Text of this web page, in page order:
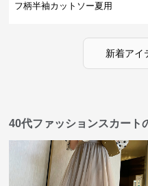
フ柄半袖カットソー夏用
新着アイ
40代ファッションスカート